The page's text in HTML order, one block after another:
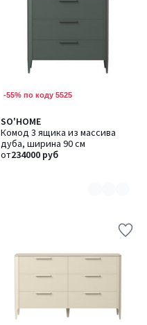
-55% по коду 5525
SO'HOME
Комод 3 ящика из массива
дуба, ширина 90 см
от234000 руб
Количество
цветов:
8